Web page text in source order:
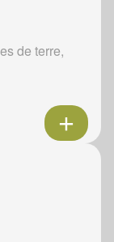
de terre,